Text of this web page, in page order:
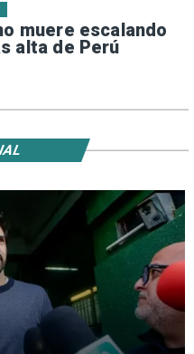
muere escalando
alta de Perú